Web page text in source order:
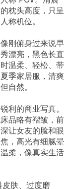
枕头高度，只呈
称机位。
刚俯身过来说早
漂亮，黑色长直
温柔、轻松、带
季家居服，清爽
自然。
利的商业写真。
品略有褶皱，前
让女友的脸和眼
，高光有细腻晕
柔，像真实生活
肤、过度磨